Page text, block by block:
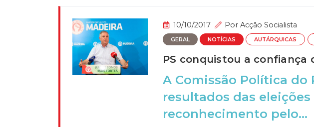
10/10/2017 Por Acção Socialista
GERAL NOTÍCIAS AUTÁRQUICAS
PS conquistou a confiança
A Comissão Política do
resultados das
reconhecimento pelo...